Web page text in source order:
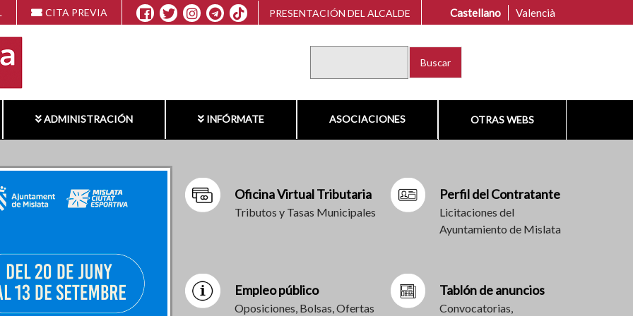
CITA PREVIA PRESENTACIÓN DEL ALCALDE Castellano Valencià
ADMINISTRACIÓN INFÓRMATE ASOCIACIONES OTRAS WEBS
Oficina Virtual Tributaria
Tributos y Tasas Municipales
Perfil del Contratante
Licitaciones del
Ayuntamiento de Mislata
Empleo público
Oposiciones, Bolsas, Ofertas
Tablón de anuncios
Convocatorias,